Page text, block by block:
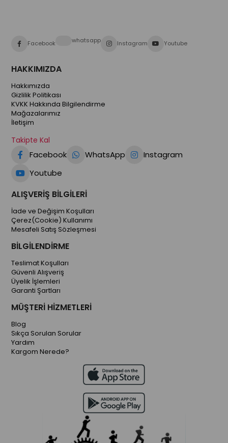
Facebook whatsapp Instagram Youtube
HAKKIMIZDA
Hakkımızda
Gizlilik Politikası
KVKK Hakkında Bilgilendirme
Mağazalarımız
İletişim
Takipte Kal
Facebook WhatsApp
Instagram
Youtube
ALIŞVERİŞ BİLGİLERİ
İade ve Değişim Koşulları
Çerez(Cookie) Kullanımı
Mesafeli Satış Sözleşmesi
BİLGİLENDİRME
Teslimat Koşulları
Güvenli Alışveriş
Üyelik İşlemleri
Garanti Şartları
MÜŞTERİ HİZMETLERİ
Blog
Sıkça Sorulan Sorular
Yardım
Kargom Nerede?